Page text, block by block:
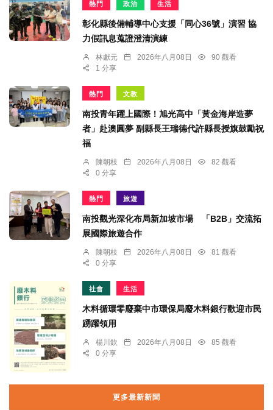
熱門 政治 生活
彰化縣後備輔導中心支援「同心36號」演習 協
力假訊息蒐證澄清演練
林獻元 2026年八月08日
90 觀看
1 分享
熱門 文教
南投青年躍上國際！旭光高中「黃金海岸造夢
者」赴澳圓夢 副縣長王瑞德代許縣長授旗鼓勵祝
福
陳朝枝 2026年八月08日
82 觀看
0 分享
熱門 旅遊
南投觀光深化布局新加坡市場 「B2B」交流拓
展國際旅遊合作
陳朝枝 2026年八月08日
81 觀看
0 分享
社會 生活
木料循環零廢棄中市環保局廢木料銀行歡迎市民
踴躍領用
楊川欽 2026年八月08日
85 觀看
0 分享
更多最新新聞